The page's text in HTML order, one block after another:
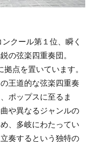
クール第１位、瞬く
の弦楽四重奏団。
点を置いています。
王道的な弦楽四重奏
ポップスに至るま
や異なるジャンルの
、多岐にわたってい
奏するという独特の